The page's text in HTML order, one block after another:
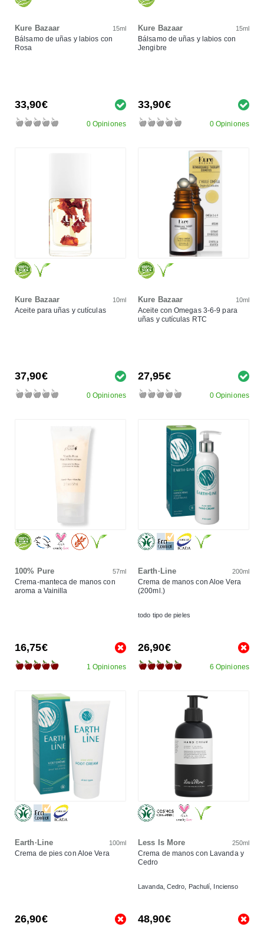
Kure Bazaar 15ml
Bálsamo de uñas y labios con
Rosa
33,90€
0 Opiniones
Kure Bazaar 15ml
Bálsamo de uñas y labios con
Jengibre
33,90€
0 Opiniones
Kure Bazaar 10ml
Aceite para uñas y cutículas
37,90€
0 Opiniones
Kure Bazaar 10ml
Aceite con Omegas 3-6-9 para
uñas y cutículas RTC
27,95€
0 Opiniones
100% Pure 57ml
Crema-manteca de manos con
aroma a Vainilla
16,75€
1 Opiniones
Earth·Line 200ml
Crema de manos con Aloe Vera
(200ml.)
todo tipo de pieles
26,90€
6 Opiniones
Earth·Line 100ml
Crema de pies con Aloe Vera
26,90€
Less Is More 250ml
Crema de manos con Lavanda y
Cedro
Lavanda, Cedro, Pachulí, Incienso
48,90€